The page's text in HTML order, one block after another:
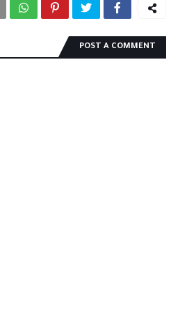
POST A COMMENT